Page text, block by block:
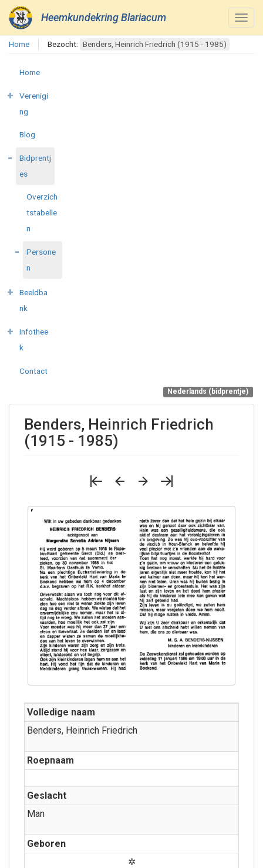
Heemkundekring Blariacum
Home Bezocht: Benders, Heinrich Friedrich (1915 - 1985)
Home
Verenigi
ng
Blog
Bidprentj
es
Overzich
tstabelle
n
Persone
n
Beeldba
nk
Infothee
k
Contact
Nederlands (bidprentje)
Benders, Heinrich Friedrich
(1915 - 1985)
Volledige naam
Benders, Heinrich Friedrich
Roepnaam
Geslacht
Man
Geboren
✲